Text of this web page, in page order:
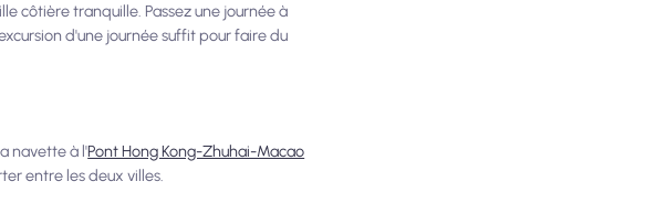
côtière tranquille. Passez une journée à
d'une journée suffit pour faire du
navette à l'Pont Hong Kong-Zhuhai-Macao
entre les deux villes.